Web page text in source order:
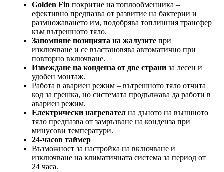
Golden Fin покритие на топлообменника –
ефективно предпазва от развитие на бактерии и
размножаването им, подобрява топлинния трансфер
към вътрешното тяло.
Запомняне позицията на жалузите при
изключване и се възстановява автоматично при
повторно включване.
Извеждане на конденза от две страни за лесен и
удобен монтаж.
Работа в авариен режим – вътрешното тяло отчита
код за грешка, но системата продължава да работи в
авариен режим.
Електрически нагревател на дъното на външното
тяло предпазва от замръзване на конденза при
минусови температури.
24-часов таймер
Възможност за настройка на включване и
изключване на климатичната система за период от
24 часа.